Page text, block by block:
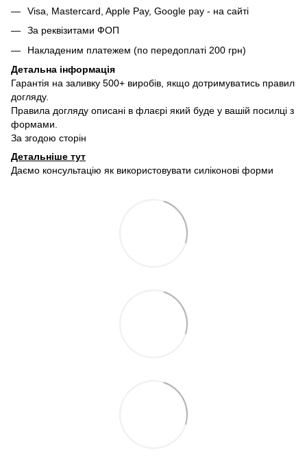
Visa, Mastercard, Apple Pay, Google pay - на сайті
За реквізитами ФОП
Накладеним платежем (по передоплаті 200 грн)
Детальна інформація
Гарантія на заливку 500+ виробів, якщо дотримуватись правил
догляду.
Правила догляду описані в флаєрі який буде у вашій посилці з
формами.
За згодою сторін
Детальніше тут
Даємо консультацію як використовувати силіконові форми